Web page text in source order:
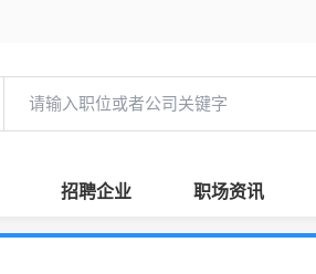
招聘企业 职场资讯